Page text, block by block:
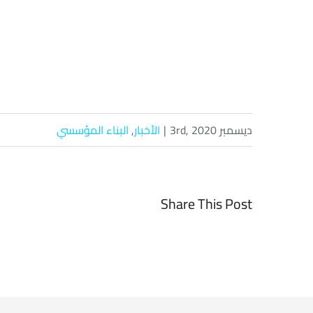
ديسمبر 3rd, 2020 | الأخبار,البناء المؤسسي
Share This Post